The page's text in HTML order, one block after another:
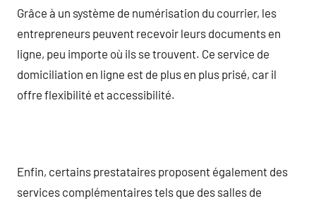
Grâce à un système de numérisation du courrier, les
entrepreneurs peuvent recevoir leurs documents en
ligne, peu importe où ils se trouvent. Ce service de
domiciliation en ligne est de plus en plus prisé, car il
offre flexibilité et accessibilité.
Enfin, certains prestataires proposent également des
services complémentaires tels que des salles de